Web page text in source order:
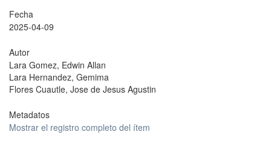
Fecha
2025-04-09
Autor
Lara Gomez, Edwin Allan
Lara Hernandez, Gemima
Flores Cuautle, Jose de Jesus Agustin
Metadatos
Mostrar el registro completo del ítem